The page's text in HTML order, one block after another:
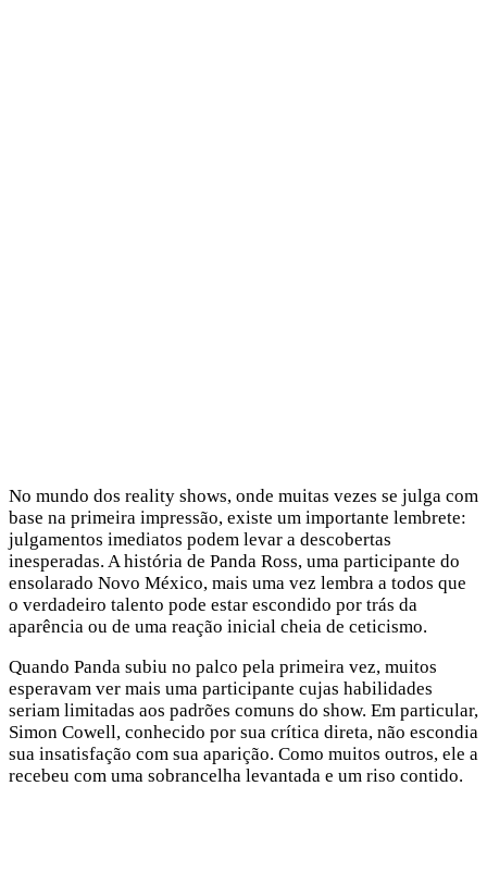
No mundo dos reality shows, onde muitas vezes se julga com
base na primeira impressão, existe um importante lembrete:
julgamentos imediatos podem levar a descobertas
inesperadas. A história de Panda Ross, uma participante do
ensolarado Novo México, mais uma vez lembra a todos que
o verdadeiro talento pode estar escondido por trás da
aparência ou de uma reação inicial cheia de ceticismo.
Quando Panda subiu no palco pela primeira vez, muitos
esperavam ver mais uma participante cujas habilidades
seriam limitadas aos padrões comuns do show. Em particular,
Simon Cowell, conhecido por sua crítica direta, não escondia
sua insatisfação com sua aparição. Como muitos outros, ele a
recebeu com uma sobrancelha levantada e um riso contido.